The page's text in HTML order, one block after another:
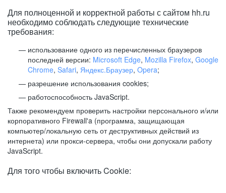
Для полноценной и корректной работы с сайтом hh.ru
необходимо соблюдать следующие технические
требования:
использование одного из перечисленных браузеров
последней версии: Microsoft Edge, Mozilla Firefox, Google
Chrome, Safari, Яндекс.Браузер, Opera;
разрешение использования cookies;
работоспособность JavaScript.
Также рекомендуем проверить настройки персонального и/или
корпоративного Firewall'a (программа, защищающая
компьютер/локальную сеть от деструктивных действий из
интернета) или прокси-сервера, чтобы они допускали работу
JavaScript.
Для того чтобы включить Cookie: